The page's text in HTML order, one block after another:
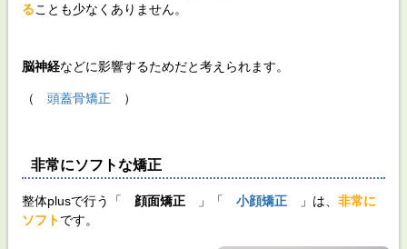
ることも少なくありません。
脳神経などに影響するためだと考えられます。
（ 頭蓋骨矯正 ）
非常にソフトな矯正
整体plusで行う「 顔面矯正 」「 小顔矯正 」は、 非常に
ソフトです。